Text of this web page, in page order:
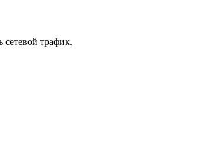
трафик.